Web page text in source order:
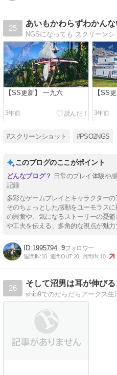
25
あいもかわらずわかん
NGSになっても スクリーンシ
【SS更新】 一九六
3年前
【SS
3年前
#スクリーンショット #PSO2NGS
このブログのここがポイント
日常のプレイ体験や
記録
多彩なゲームプレイとキャラクター
そのちょっとした感動をユーモラス
の興奮や、気になるストーリーの憂
や工夫を伝える、多角的な視点が魅力
1995794 9
週間IN:10 週間OUT:20 月間IN:10
26
そして沼男は耳が伸びる